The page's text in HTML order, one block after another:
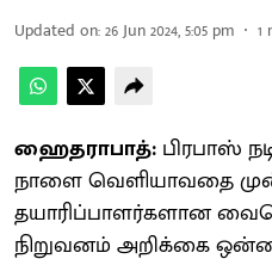
Updated on:26 Jun 2024, 5:05 pm 1
ஹைதராபாத்: பிரபாஸ்
நாளை வெளியாவதை
தயாரிப்பாளர்களான
நிறுவனம் அறிக்கை